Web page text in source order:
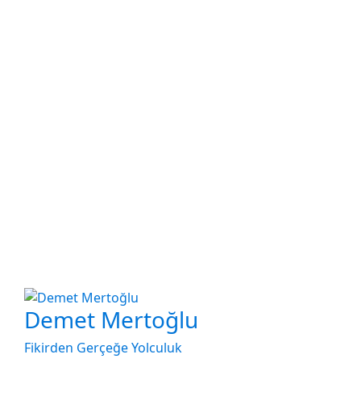
Demet Mertoğlu
Fikirden Gerçeğe Yolculuk